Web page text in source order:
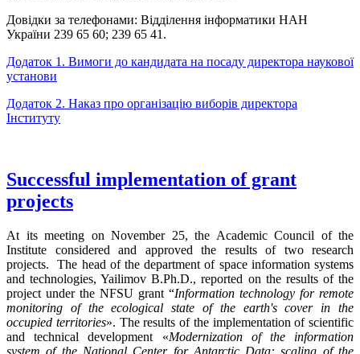
Довідки за телефонами: Відділення інформатики НАН
України 239 65 60; 239 65 41.
Додаток 1. Вимоги до кандидата на посаду директора наукової
установи
Додаток 2. Наказ про організацію виборів директора
Інституту
Successful implementation of grant
projects
At its meeting on November 25, the Academic Council of the
Institute considered and approved the results of two research
projects. The head of the department of space information systems
and technologies, Yailimov B.Ph.D., reported on the results of the
project under the NFSU grant “Information technology for remote
monitoring of the ecological state of the earth's cover in the
occupied territories». The results of the implementation of scientific
and technical development «Modernization of the information
system of the National Center for Antarctic Data: scaling of the